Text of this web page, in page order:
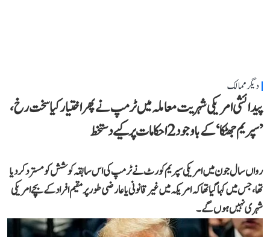
دیگر ممالک
پیدائشی امریکی شہریت معاملہ میں ٹرمپ نے پھر اختیار کیا سخت رخ،
’سپریم جھٹکا‘ کے باوجود 2 احکامات پر کیے دستخط
رواں سال جون میں امریکی سپریم کورٹ نے ٹرمپ کی اس سابقہ کوشش کو مسترد کر دیا
تھا، جس میں کہا گیا تھا کہ امریکہ میں غیر قانونی یا عارضی طور پر مقیم افراد کے بچے امریکی
شہری نہیں ہوں گے۔